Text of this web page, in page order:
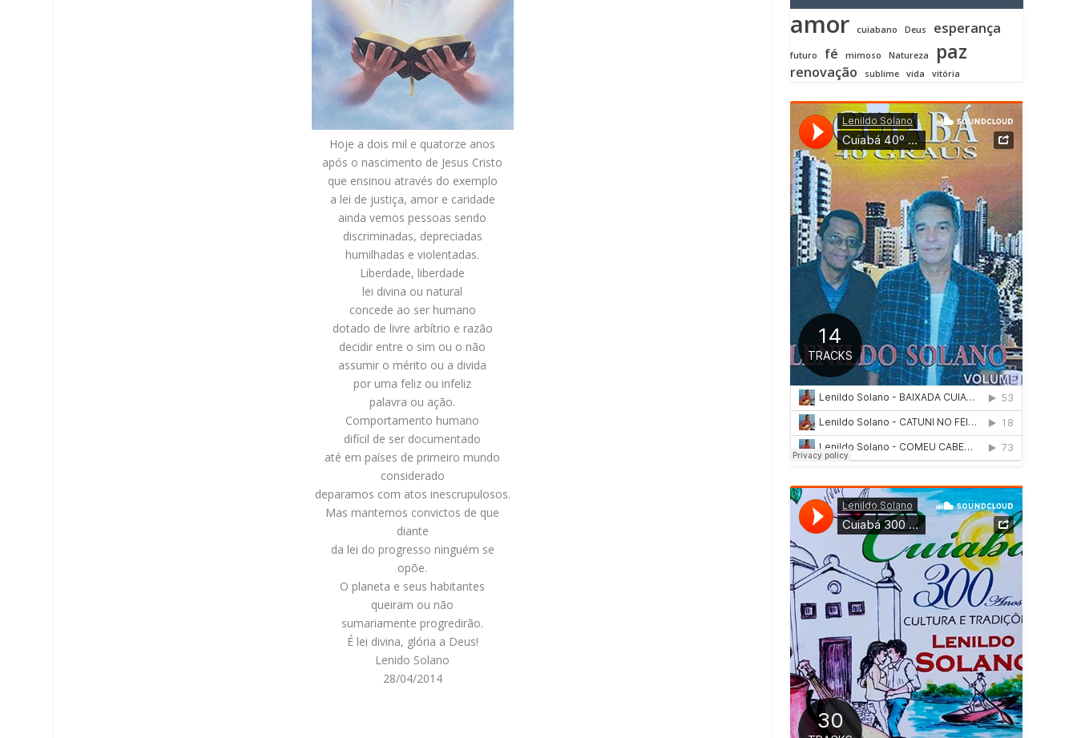
Hoje a dois mil e quatorze anos
após o nascimento de Jesus Cristo
que ensinou através do exemplo
a lei de justiça, amor e caridade
ainda vemos pessoas sendo
discriminadas, depreciadas
humilhadas e violentadas.
Liberdade, liberdade
lei divina ou natural
concede ao ser humano
dotado de livre arbítrio e razão
decidir entre o sim ou o não
assumir o mérito ou a divida
por uma feliz ou infeliz
palavra ou ação.
Comportamento humano
difícil de ser documentado
até em países de primeiro mundo
considerado
deparamos com atos inescrupulosos.
Mas mantemos convictos de que
diante
da lei do progresso ninguém se
opõe.
O planeta e seus habitantes
queiram ou não
sumariamente progredirão.
É lei divina, glória a Deus!
Lenido Solano
28/04/2014
amor cuiabano Deus esperança
futuro fé mimoso Natureza paz
renovação sublime vida vitória